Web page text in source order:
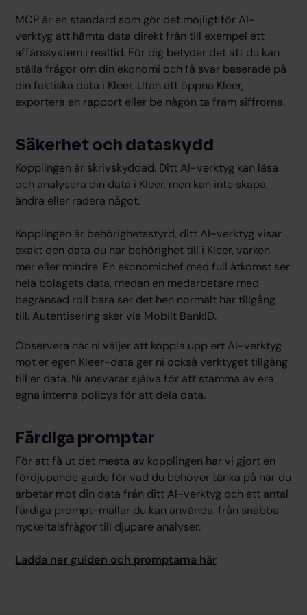
MCP är en standard som gör det möjligt för AI-
verktyg att hämta data direkt från till exempel ett
affärssystem i realtid. För dig betyder det att du kan
ställa frågor om din ekonomi och få svar baserade på
din faktiska data i Kleer. Utan att öppna Kleer,
exportera en rapport eller be någon ta fram siffrorna.
Säkerhet och dataskydd
Kopplingen är skrivskyddad. Ditt AI-verktyg kan läsa
och analysera din data i Kleer, men kan inte skapa,
ändra eller radera något.
Kopplingen är behörighetsstyrd, ditt AI-verktyg visar
exakt den data du har behörighet till i Kleer, varken
mer eller mindre. En ekonomichef med full åtkomst ser
hela bolagets data, medan en medarbetare med
begränsad roll bara ser det hen normalt har tillgång
till. Autentisering sker via Mobilt BankID.
Observera när ni väljer att koppla upp ert AI-verktyg
mot er egen Kleer-data ger ni också verktyget tillgång
till er data. Ni ansvarar själva för att stämma av era
egna interna policys för att dela data.
Färdiga promptar
För att få ut det mesta av kopplingen har vi gjort en
fördjupande guide för vad du behöver tänka på när du
arbetar mot din data från ditt AI-verktyg och ett antal
färdiga prompt-mallar du kan använda, från snabba
nyckeltalsfrågor till djupare analyser.
Ladda ner guiden och promptarna här